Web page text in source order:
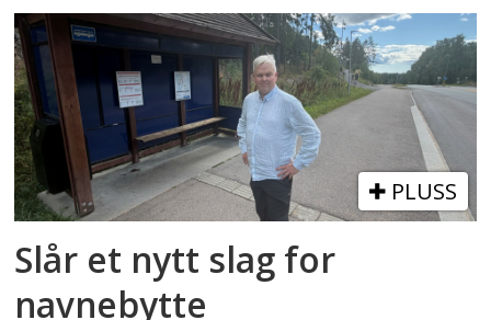
PLUSS
Slår et nytt slag for
navnebytte